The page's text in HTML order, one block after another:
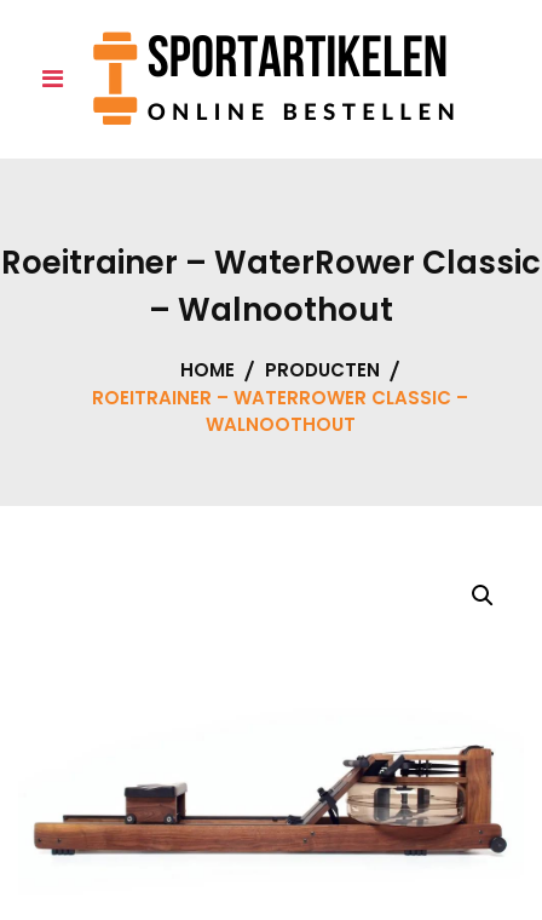
content
Roeitrainer – WaterRower Classic
– Walnoothout
HOME
PRODUCTEN
ROEITRAINER – WATERROWER CLASSIC –
WALNOOTHOUT